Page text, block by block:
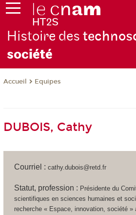
Histoire des
société
Accueil Equipes
DUBOIS, Cathy
Courriel : cathy.dubois@retd.fr
Statut, profession : Présidente du
scientifiques en sciences humaines et
recherche « Espace, innovation, société »